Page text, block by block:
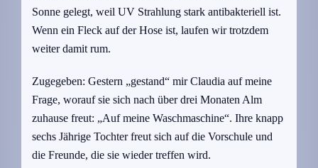
Sonne gelegt, weil UV Strahlung stark antibakteriell ist.
Wenn ein Fleck auf der Hose ist, laufen wir trotzdem
weiter damit rum.
Zugegeben: Gestern „gestand“ mir Claudia auf meine
Frage, worauf sie sich nach über drei Monaten Alm
zuhause freut: „Auf meine Waschmaschine“. Ihre knapp
sechs Jährige Tochter freut sich auf die Vorschule und
die Freunde, die sie wieder treffen wird.